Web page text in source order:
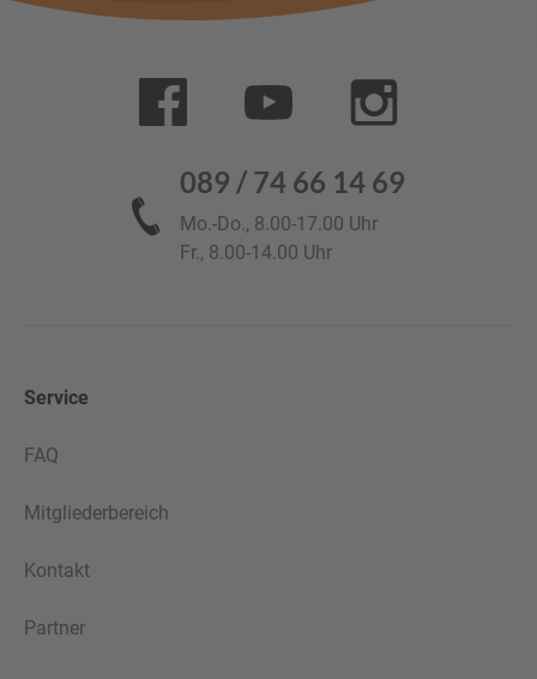
089 / 74 66 14 69
Mo.-Do., 8.00-17.00 Uhr
Fr., 8.00-14.00 Uhr
Service
FAQ
Mitgliederbereich
Kontakt
Partner